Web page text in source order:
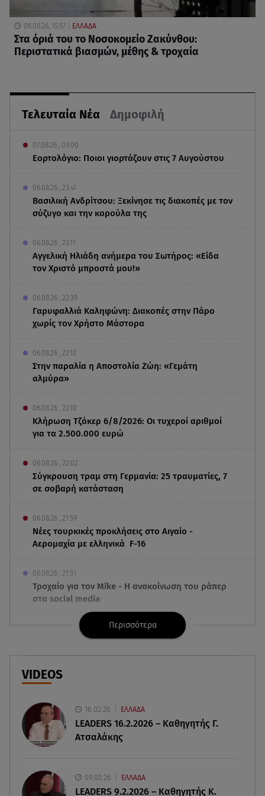
Τελευταία Νέα Δημοφιλή
07.08.26 , 03:00
Εορτολόγιο: Ποιοι γιορτάζουν στις 7 Αυγούστου
06.08.26 , 23:41
Βασιλική Ανδρίτσου: Ξεκίνησε τις διακοπές με τον
σύζυγο και την κορούλα της
06.08.26 , 23:11
Αγγελική Ηλιάδη ανήμερα του Σωτήρος: «Είδα
τον Χριστό μπροστά μου!»
06.08.26 , 22:39
Γαρυφαλλιά Καληφώνη: Διακοπές στην Πάρο
χωρίς τον Χρήστο Μάστορα
06.08.26 , 22:12
Στην παραλία η Αποστολία Ζώη: «Γεμάτη
αλμύρα»
06.08.26 , 22:10
Κλήρωση Τζόκερ 6/8/2026: Οι τυχεροί αριθμοί
για τα 2.500.000 ευρώ
06.08.26 , 22:02
Σύγκρουση τραμ στη Γερμανία: 25 τραυματίες, 7
σε σοβαρή κατάσταση
06.08.26 , 21:59
Νέες τουρκικές προκλήσεις στο Αιγαίο -
Αερομαχία με ελληνικά F-16
06.08.26 , 21:31
Τροχαίο για τον Mike - Η ανακοίνωση του ράπερ
στα social media
06.08.26 , 21:22
Ισραήλ - Κύπρος - Κρήτη: Το μεγαλύτερο
υποθαλάσσιο καλώδιο στον κόσμο
06.08.26 , 21:07
εξοπλισμού στον Άγιο Βασίλειο
06.08.26 , 20:49
06.08.26 , 20:25
Περισσότερα
VIDEOS
16.02.26 ΕΛΛΑΔΑ
LEADERS 16.2.2026 – Καθηγητής Γ.
Ατσαλάκης
09.02.26 ΕΛΛΑΔΑ
LEADERS 9.2.2026 – Καθηγητής Κ.
06.08.26, 15:57 ΕΛΛΑΔΑ
Στα όριά του το Νοσοκομείο Ζακύνθου:
Περιστατικά βιασμών, μέθης & τροχαία